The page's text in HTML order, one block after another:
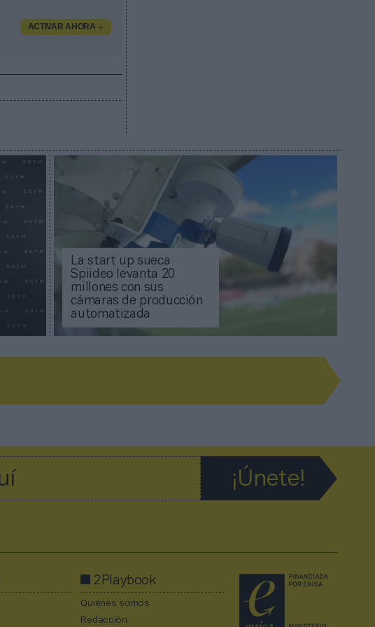
ACTIVAR AHORA
La start up sueca
Spiideo levanta 20
millones con sus
cámaras de producción
automatizada
2Playbook
Quiénes somos
Redacción